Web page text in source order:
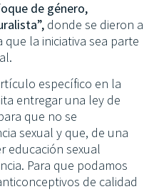
de género,
donde se dieron a
la iniciativa sea parte
específico en la
entregar una ley de
que no se
sexual y que, de una
educación sexual
Para que podamos
de calidad